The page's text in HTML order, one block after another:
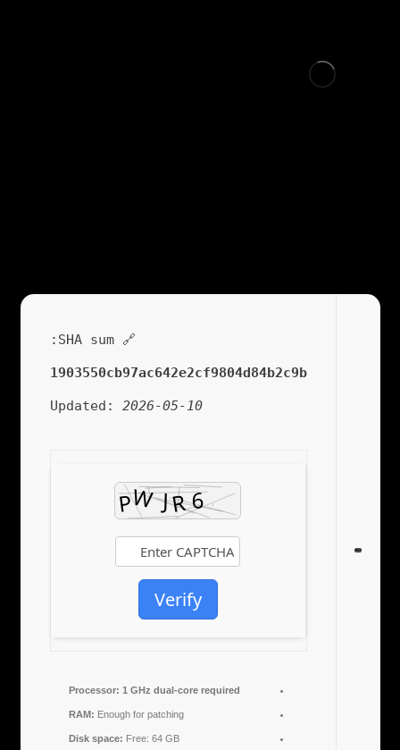
🔗 SHA sum:
1903550cb97ac642e2cf9804d84b2c9b
Updated: 2026-05-10
Verify
Processor: 1 GHz dual-core required
RAM: Enough for patching
Disk space: Free: 64 GB